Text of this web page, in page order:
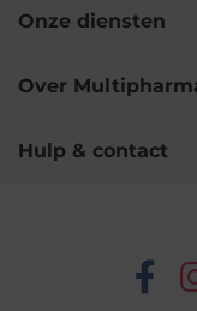
Onze diensten
Over
Hulp & contact